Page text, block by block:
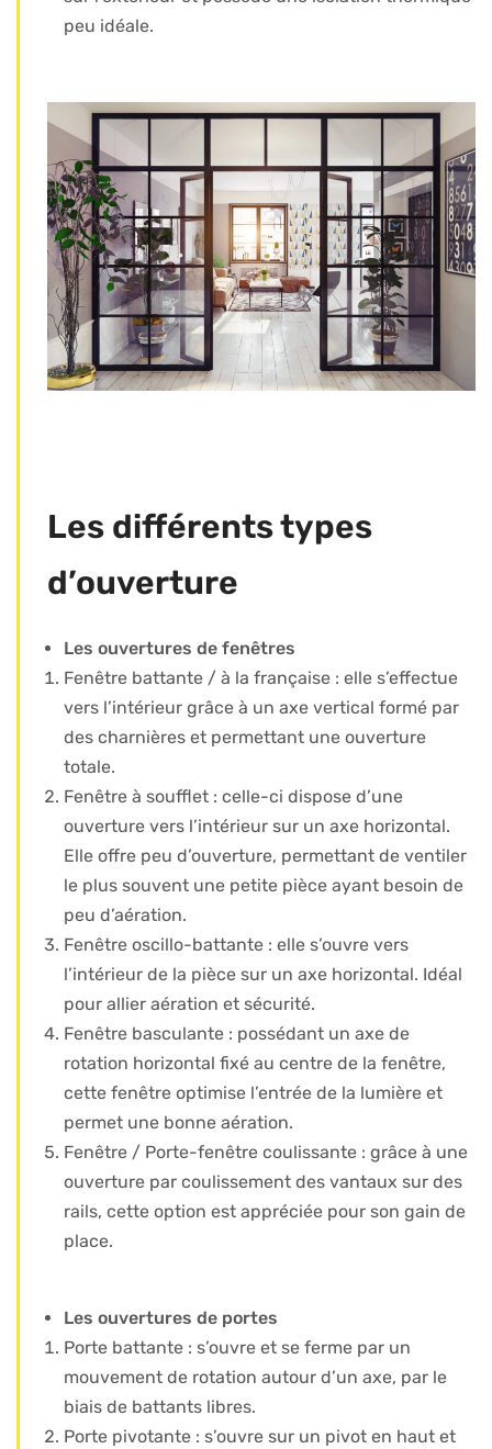
peu idéale.
Les différents types
d’ouverture
Les ouvertures de fenêtres
Fenêtre battante / à la française : elle s’effectue
vers l’intérieur grâce à un axe vertical formé par
des charnières et permettant une ouverture
totale.
Fenêtre à soufflet : celle-ci dispose d’une
ouverture vers l’intérieur sur un axe horizontal.
Elle offre peu d’ouverture, permettant de ventiler
le plus souvent une petite pièce ayant besoin de
peu d’aération.
Fenêtre oscillo-battante : elle s’ouvre vers
l’intérieur de la pièce sur un axe horizontal. Idéal
pour allier aération et sécurité.
Fenêtre basculante : possédant un axe de
rotation horizontal fixé au centre de la fenêtre,
cette fenêtre optimise l’entrée de la lumière et
permet une bonne aération.
Fenêtre / Porte-fenêtre coulissante : grâce à une
ouverture par coulissement des vantaux sur des
rails, cette option est appréciée pour son gain de
place.
Les ouvertures de portes
Porte battante : s’ouvre et se ferme par un
mouvement de rotation autour d’un axe, par le
biais de battants libres.
Porte pivotante : s’ouvre sur un pivot en haut et